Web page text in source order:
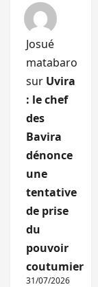
Josué
matabaro
sur Uvira
: le chef
des
Bavira
dénonce
une
tentative
de prise
du
pouvoir
coutumier
31/07/2026